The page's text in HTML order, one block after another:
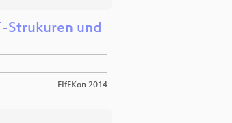
Strukuren und
FIfFKon 2014